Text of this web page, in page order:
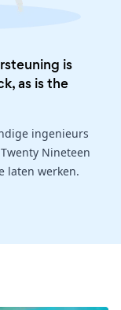
is
as is the
ingenieurs
Nineteen
laten werken.